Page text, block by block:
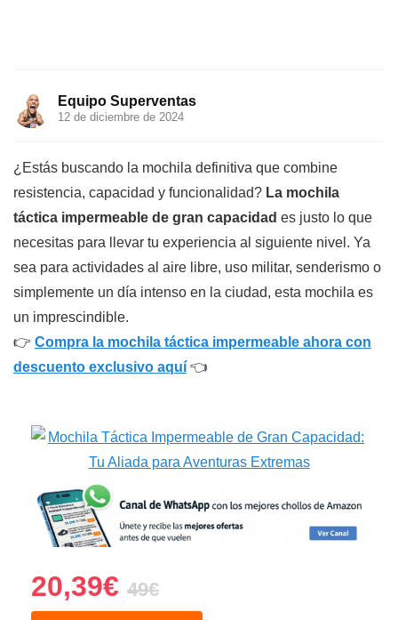
Equipo Superventas
12 de diciembre de 2024
¿Estás buscando la mochila definitiva que combine
resistencia, capacidad y funcionalidad? La mochila
táctica impermeable de gran capacidad es justo lo que
necesitas para llevar tu experiencia al siguiente nivel. Ya
sea para actividades al aire libre, uso militar, senderismo o
simplemente un día intenso en la ciudad, esta mochila es
un imprescindible.
👉 Compra la mochila táctica impermeable ahora con
descuento exclusivo aquí 👈
20,39€ 49€